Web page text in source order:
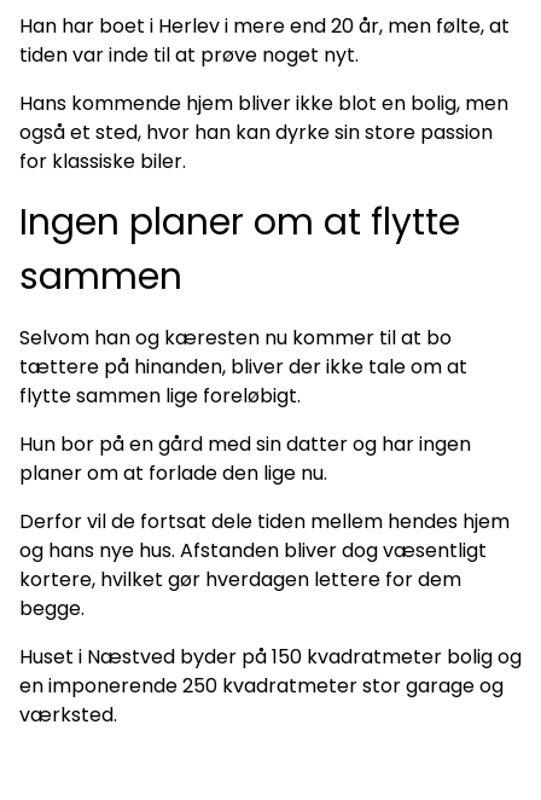
Han har boet i Herlev i mere end 20 år, men følte, at
tiden var inde til at prøve noget nyt.
Hans kommende hjem bliver ikke blot en bolig, men
også et sted, hvor han kan dyrke sin store passion
for klassiske biler.
Ingen planer om at flytte
sammen
Selvom han og kæresten nu kommer til at bo
tættere på hinanden, bliver der ikke tale om at
flytte sammen lige foreløbigt.
Hun bor på en gård med sin datter og har ingen
planer om at forlade den lige nu.
Derfor vil de fortsat dele tiden mellem hendes hjem
og hans nye hus. Afstanden bliver dog væsentligt
kortere, hvilket gør hverdagen lettere for dem
begge.
Huset i Næstved byder på 150 kvadratmeter bolig og
en imponerende 250 kvadratmeter stor garage og
værksted.